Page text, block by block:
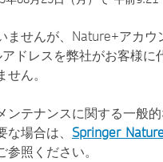
ませんが、Nature+アカウ
ドレスを弊社がお客様に
ん。
ンテナンスに関する一般
場合は、 Springer
照ください。